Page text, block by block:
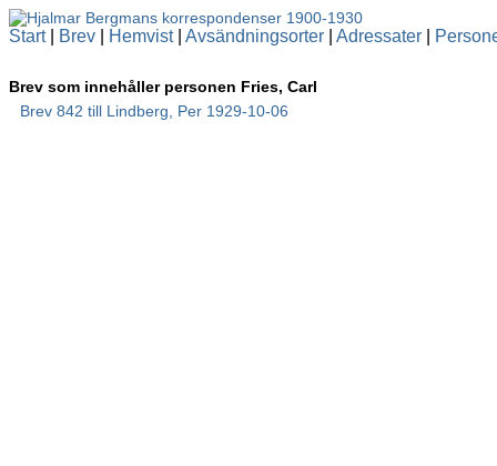
Start| Brev Hemvist| Avsändningsorter Adressater
Brev som innehåller personen Fries, Carl
Brev 842 till Lindberg, Per 1929-10-06